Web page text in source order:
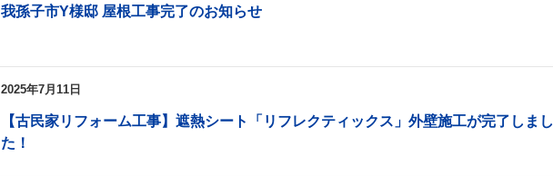
我孫子市Y様邸 屋根工事完了のお知らせ
2025年7月11日
【古民家リフォーム工事】遮熱シート「リフレクティックス」外壁施工が完了しまし
た！